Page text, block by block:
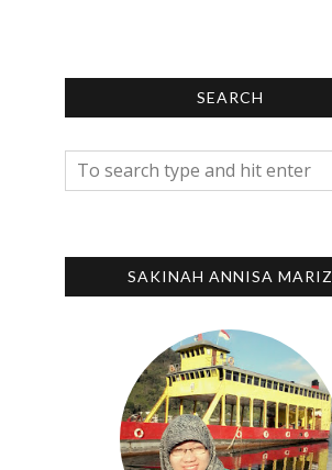
SEARCH
SAKINAH ANNISA MARIZ